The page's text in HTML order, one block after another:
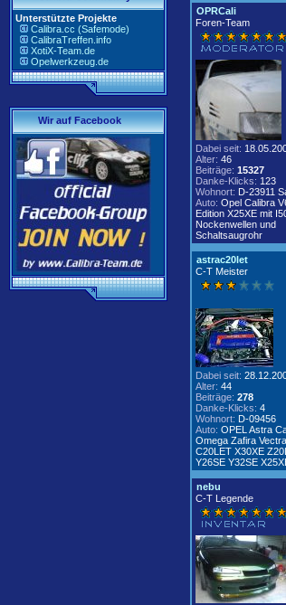
Unterstützte Projekte
Calibra.cc (Safemode)
CalibraTreffen.info
XotiX-Team.de
Opelwerkzeug.de
Wir auf Facebook
OPRCali
Foren-Team
Dabei seit:
Alter: 46
Beiträge: 15327
Danke-Klicks: 123
Wohnort: D-23911
Auto: Opel Calibra
Edition X25XE mit
Nockenwellen und
Schaltsaugrohr
astrac20let
C-T Meister
Dabei seit:
Alter: 44
Beiträge: 278
Danke-Klicks: 4
Wohnort: D-09456
Auto: OPEL Astra
Omega Zafira
C20LET X30XE
Y26SE Y32SE
nebu
C-T Legende